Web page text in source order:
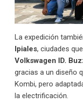
La expedición
Ipiales, ciudades
Volkswagen ID.
gracias a un diseño
Kombi, pero
la electrificación.